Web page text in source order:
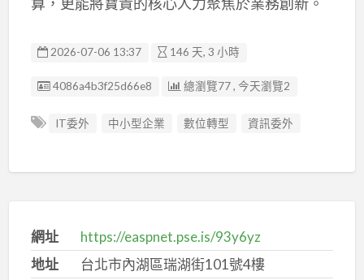
算，更能將寶貴的核心人力聚焦於業務創新。
2026-07-06 13:37 146 天, 3 小時
廣告编號
4086a4b3f25d66e8 總瀏覽77 , 今天瀏覽2
IT委外 中小型企業 數位轉型 資訊委外
網址
https://easpnet.pse.is/93y6yz
地址
台北市內湖區瑞湖街101號4樓